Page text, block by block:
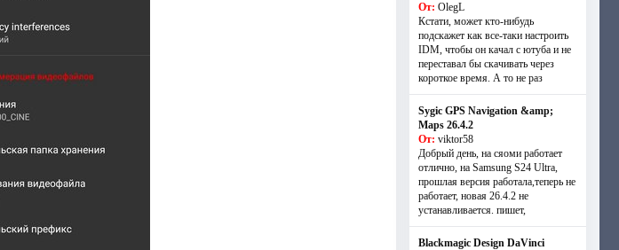
От: OlegL
Кстати, может кто-нибудь
подскажет как все-таки настроить
IDM, чтобы он качал с ютуба и не
переставал бы скачивать через
короткое время. А то не раз
Sygic GPS Navigation &amp;
Maps 26.4.2
От: viktor58
Добрый день, на сяоми работает
отлично, на Samsung S24 Ultra,
прошлая версия работала,теперь не
работает, новая 26.4.2 не
устанавливается. пишет,
Blackmagic Design DaVinci